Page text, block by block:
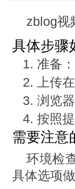
zblog视
具体步骤
准备
上传
浏览
按照
需要注意
环境检
具体选项